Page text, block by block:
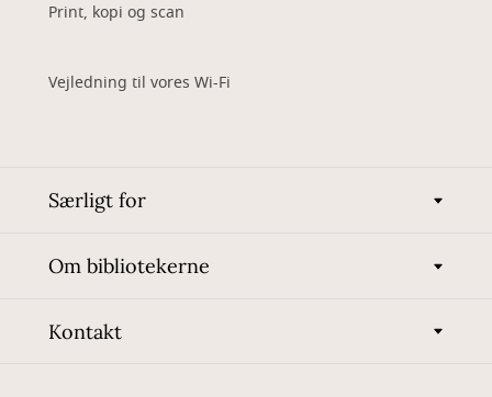
Print, kopi og scan
Vejledning til vores Wi-Fi
Særligt for
Om bibliotekerne
Kontakt